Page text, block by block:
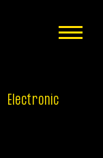
Electronic